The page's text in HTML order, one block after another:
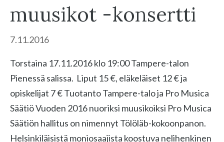
muusikot -konsertti
7.11.2016
Torstaina 17.11.2016 klo 19:00 Tampere-talon
Pienessä salissa. Liput 15 €, eläkeläiset 12 € ja
opiskelijat 7 € Tuotanto Tampere-talo ja Pro Musica
Säätiö Vuoden 2016 nuoriksi muusikoiksi Pro Musica
Säätiön hallitus on nimennyt Tölöläb-kokoonpanon.
Helsinkiläisistä moniosaajista koostuva nelihenkinen